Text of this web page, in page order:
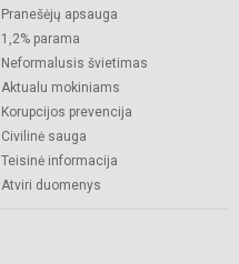
Pranešėjų apsauga
1,2% parama
Neformalusis švietimas
Aktualu mokiniams
Korupcijos prevencija
Civilinė sauga
Teisinė informacija
Atviri duomenys